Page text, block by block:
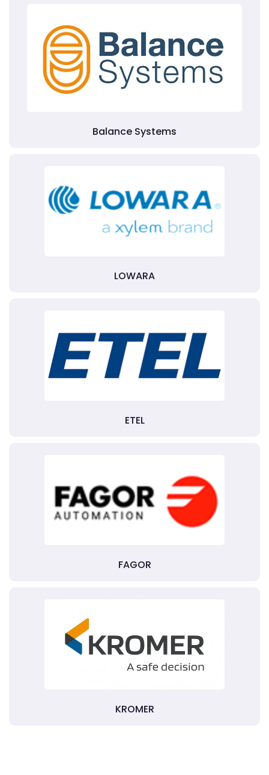
Balance Systems
LOWARA
ETEL
FAGOR
KROMER